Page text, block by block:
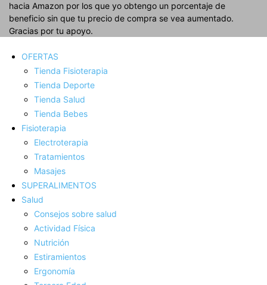
hacia Amazon por los que yo obtengo un porcentaje de
beneficio sin que tu precio de compra se vea aumentado.
Gracias por tu apoyo.
OFERTAS
Tienda Fisioterapia
Tienda Deporte
Tienda Salud
Tienda Bebes
Fisioterapia
Electroterapia
Tratamientos
Masajes
SUPERALIMENTOS
Salud
Consejos sobre salud
Actividad Fí­sica
Nutrición
Estiramientos
Ergonomí­a